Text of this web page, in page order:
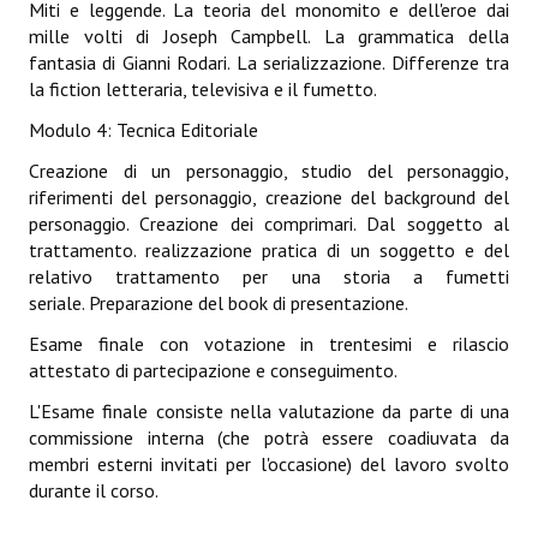
Miti e leggende. La teoria del monomito e dell'eroe dai
mille volti di Joseph Campbell. La grammatica della
fantasia di Gianni Rodari. La serializzazione. Differenze tra
la fiction letteraria, televisiva e il fumetto.
Modulo 4: Tecnica Editoriale
Creazione di un personaggio, studio del personaggio,
riferimenti del personaggio, creazione del background del
personaggio. Creazione dei comprimari. Dal soggetto al
trattamento. realizzazione pratica di un soggetto e del
relativo trattamento per una storia a fumetti
seriale. Preparazione del book di presentazione.
Esame finale con votazione in trentesimi e rilascio
attestato di partecipazione e conseguimento.
L'Esame finale consiste nella valutazione da parte di una
commissione interna (che potrà essere coadiuvata da
membri esterni invitati per l'occasione) del lavoro svolto
durante il corso.